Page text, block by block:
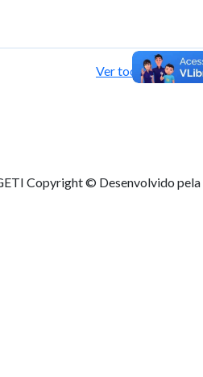
Ver todas as
Copyright © Desenvolvido pela